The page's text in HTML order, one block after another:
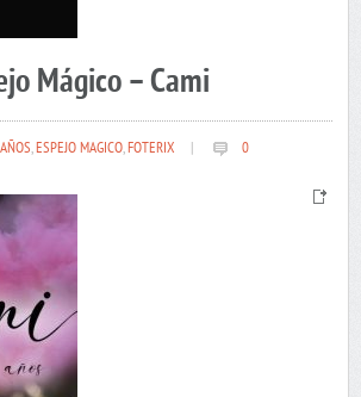
Mágico – Cami
,ESPEJO MAGICO,FOTERIX 0